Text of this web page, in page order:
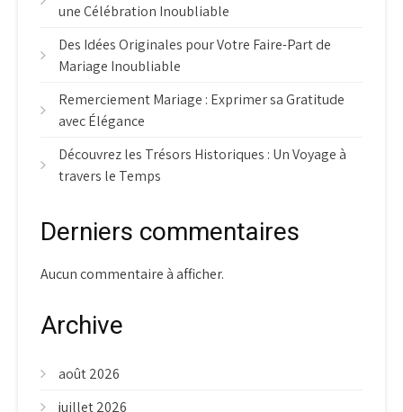
une Célébration Inoubliable
Des Idées Originales pour Votre Faire-Part de
Mariage Inoubliable
Remerciement Mariage : Exprimer sa Gratitude
avec Élégance
Découvrez les Trésors Historiques : Un Voyage à
travers le Temps
Derniers commentaires
Aucun commentaire à afficher.
Archive
août 2026
juillet 2026